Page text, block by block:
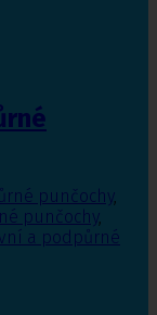
punčochy,
punčochy,
a podpůrné